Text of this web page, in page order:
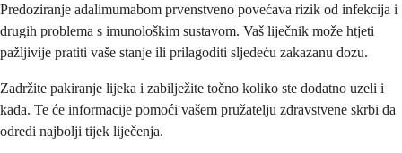
Predoziranje adalimumabom prvenstveno povećava rizik od infekcija i
drugih problema s imunološkim sustavom. Vaš liječnik može htjeti
pažljivije pratiti vaše stanje ili prilagoditi sljedeću zakazanu dozu.
Zadržite pakiranje lijeka i zabilježite točno koliko ste dodatno uzeli i
kada. Te će informacije pomoći vašem pružatelju zdravstvene skrbi da
odredi najbolji tijek liječenja.